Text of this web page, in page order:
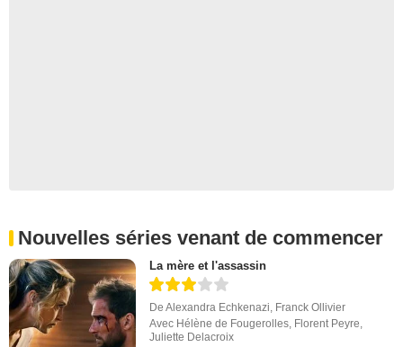
Nouvelles séries venant de commencer
La mère et l'assassin
DeAlexandra Echkenazi Franck Ollivier
Avec Hélène de Fougerolles Florent Peyre
Juliette Delacroix